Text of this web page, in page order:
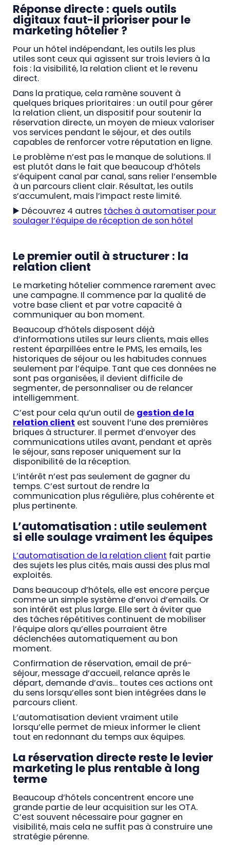
Réponse directe : quels outils
digitaux faut-il prioriser pour le
marketing hôtelier ?
Pour un hôtel indépendant, les outils les plus
utiles sont ceux qui agissent sur trois leviers à la
fois : la visibilité, la relation client et le revenu
direct.
Dans la pratique, cela ramène souvent à
quelques briques prioritaires : un outil pour gérer
la relation client, un dispositif pour soutenir la
réservation directe, un moyen de mieux valoriser
vos services pendant le séjour, et des outils
capables de renforcer votre réputation en ligne.
Le problème n’est pas le manque de solutions. Il
est plutôt dans le fait que beaucoup d’hôtels
s’équipent canal par canal, sans relier l’ensemble
à un parcours client clair. Résultat, les outils
s’accumulent, mais l’impact reste limité.
▶️ Découvrez 4 autres tâches à automatiser pour
soulager l’équipe de réception de son hôtel
Le premier outil à structurer : la
relation client
Le marketing hôtelier commence rarement avec
une campagne. Il commence par la qualité de
votre base client et par votre capacité à
communiquer au bon moment.
Beaucoup d’hôtels disposent déjà
d’informations utiles sur leurs clients, mais elles
restent éparpillées entre le PMS, les emails, les
historiques de séjour ou les habitudes connues
seulement par l’équipe. Tant que ces données ne
sont pas organisées, il devient difficile de
segmenter, de personnaliser ou de relancer
intelligemment.
C’est pour cela qu’un outil de gestion de la
relation client est souvent l’une des premières
briques à structurer. Il permet d’envoyer des
communications utiles avant, pendant et après
le séjour, sans reposer uniquement sur la
disponibilité de la réception.
L’intérêt n’est pas seulement de gagner du
temps. C’est surtout de rendre la
communication plus régulière, plus cohérente et
plus pertinente.
L’automatisation : utile seulement
si elle soulage vraiment les équipes
L’automatisation de la relation client fait partie
des sujets les plus cités, mais aussi des plus mal
exploités.
Dans beaucoup d’hôtels, elle est encore perçue
comme un simple système d’envoi d’emails. Or
son intérêt est plus large. Elle sert à éviter que
des tâches répétitives continuent de mobiliser
l’équipe alors qu’elles pourraient être
déclenchées automatiquement au bon
moment.
Confirmation de réservation, email de pré-
séjour, message d’accueil, relance après le
départ, demande d’avis… toutes ces actions ont
du sens lorsqu’elles sont bien intégrées dans le
parcours client.
L’automatisation devient vraiment utile
lorsqu’elle permet de mieux informer le client
tout en redonnant du temps aux équipes.
La réservation directe reste le levier
marketing le plus rentable à long
terme
Beaucoup d’hôtels concentrent encore une
grande partie de leur acquisition sur les OTA.
C’est souvent nécessaire pour gagner en
visibilité, mais cela ne suffit pas à construire une
stratégie pérenne.